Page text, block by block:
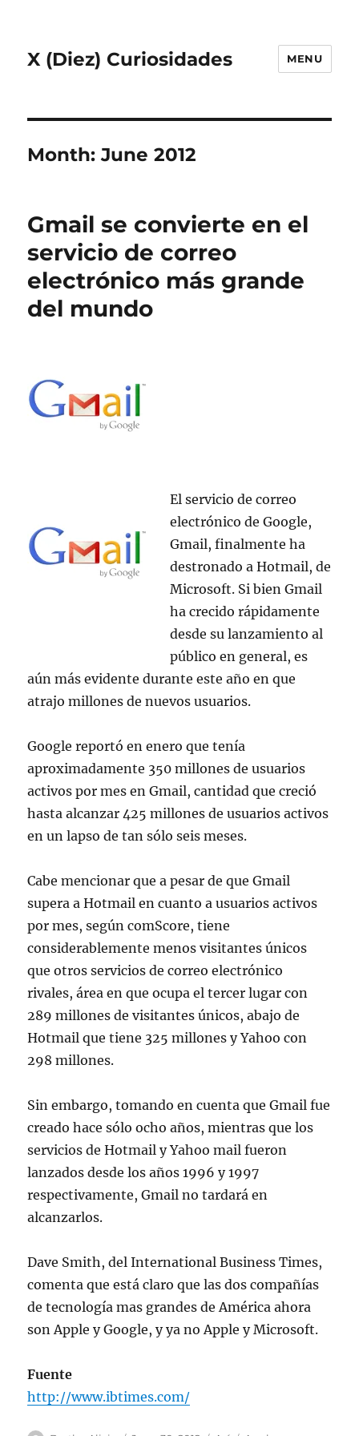
X (Diez) Curiosidades MENU
Month:June 2012
Gmail se convierte en el
servicio de correo
electrónico más grande
del mundo
El servicio de correo
electrónico de Google,
Gmail, finalmente ha
destronado a Hotmail, de
Microsoft. Si bien Gmail
ha crecido rápidamente
desde su lanzamiento al
público en general, es
aún más evidente durante este año en que
atrajo millones de nuevos usuarios.
Google reportó en enero que tenía
aproximadamente 350 millones de usuarios
activos por mes en Gmail, cantidad que creció
hasta alcanzar 425 millones de usuarios activos
en un lapso de tan sólo seis meses.
Cabe mencionar que a pesar de que Gmail
supera a Hotmail en cuanto a usuarios activos
por mes, según comScore, tiene
considerablemente menos visitantes únicos
que otros servicios de correo electrónico
rivales, área en que ocupa el tercer lugar con
289 millones de visitantes únicos, abajo de
Hotmail que tiene 325 millones y Yahoo con
298 millones.
Sin embargo, tomando en cuenta que Gmail fue
creado hace sólo ocho años, mientras que los
servicios de Hotmail y Yahoo mail fueron
lanzados desde los años 1996 y 1997
respectivamente, Gmail no tardará en
alcanzarlos.
Dave Smith, del International Business Times,
comenta que está claro que las dos compañías
de tecnología mas grandes de América ahora
son Apple y Google, y ya no Apple y Microsoft.
Fuente
http://www.ibtimes.com/